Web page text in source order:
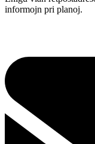
informojn pri planoj.